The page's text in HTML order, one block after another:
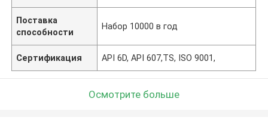
Поставка
способности
Набор 10000 в год
Сертификация API 6D, API 607,TS, ISO 9001,
Осмотрите больше